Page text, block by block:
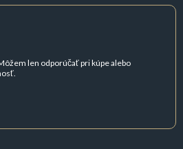
len odporúčať pri kúpe alebo